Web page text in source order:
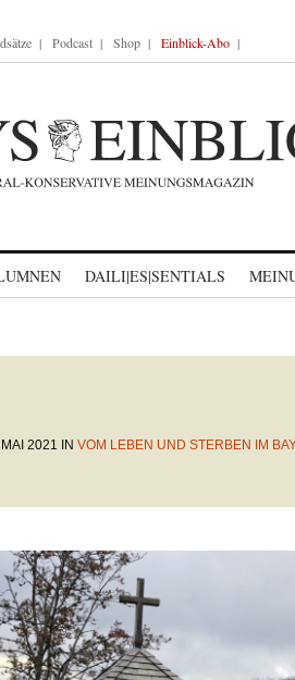
Podcast Shop Einblick-Abo
DAILI|ES|SENTIALS
2021 IN VOM LEBEN UND STERBEN IM